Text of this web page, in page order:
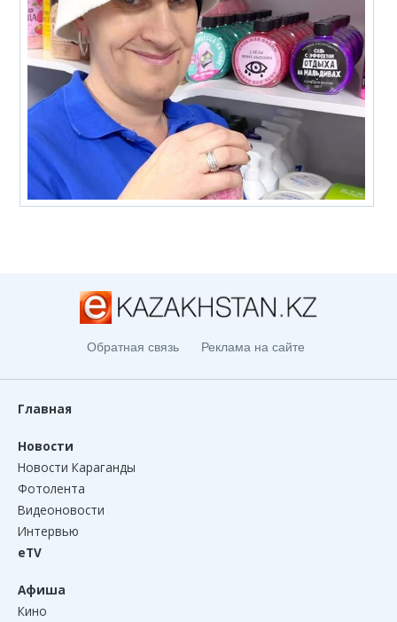
Обратная связь Реклама на сайте
Главная
Новости
Новости Караганды
Фотолента
Видеоновости
Интервью
eTV
Афиша
Кино